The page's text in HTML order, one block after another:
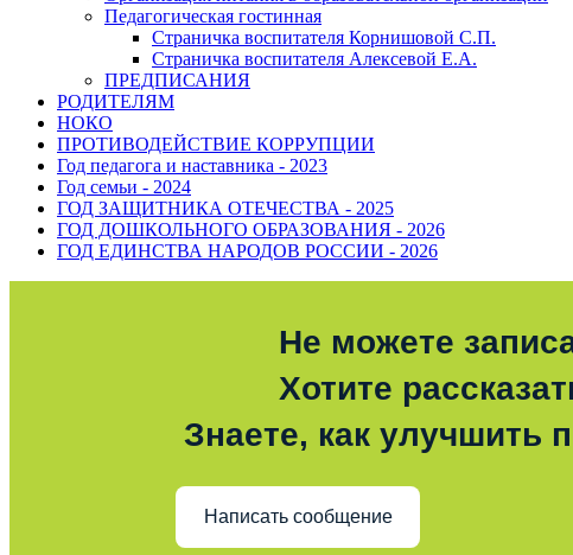
Педагогическая гостинная
Страничка воспитателя Корнишовой С.П.
Страничка воспитателя Алексевой Е.А.
ПРЕДПИСАНИЯ
РОДИТЕЛЯМ
НОКО
ПРОТИВОДЕЙСТВИЕ КОРРУПЦИИ
Год педагога и наставника - 2023
Год семьи - 2024
ГОД ЗАЩИТНИКА ОТЕЧЕСТВА - 2025
ГОД ДОШКОЛЬНОГО ОБРАЗОВАНИЯ - 2026
ГОД ЕДИНСТВА НАРОДОВ РОССИИ - 2026
Не можете
Хотите
Знаете, как улучшить
Написать сообщение